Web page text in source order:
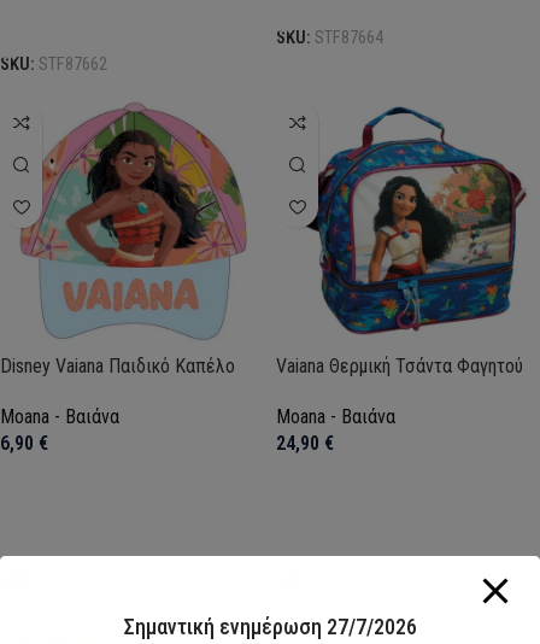
SKU: STF87662
SKU: STF87664
Disney Vaiana Παιδικό Καπέλο
Moana - Βαιάνα
6,90 €
Vaiana Θερμική Τσάντα Φαγητού
Moana - Βαιάνα
24,90 €
Σημαντική ενημέρωση 27/7/2026